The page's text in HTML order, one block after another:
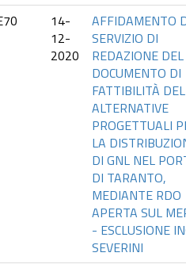
14-
12-
2020
AFFIDAMENTO
SERVIZIO DI
REDAZIONE DEL
DOCUMENTO DI
FATTIBILITÀ
ALTERNATIVE
PROGETTUALI
LA
DI GNL NEL
DI TARANTO,
MEDIANTE RDO
APERTA SUL
- ESCLUSIONE
SEVERINI